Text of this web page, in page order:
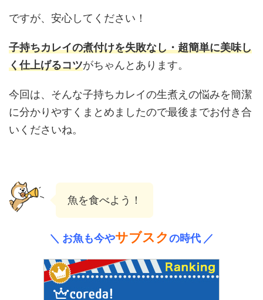
ですが、安心してください！
子持ちカレイの煮付けを失敗なし・超簡単に美味し
く仕上げるコツがちゃんとあります。
今回は、そんな子持ちカレイの生煮えの悩みを簡潔
に分かりやすくまとめましたので最後までお付き合
いくださいね。
魚を食べよう！
＼ お魚も今やサブスクの時代 ／